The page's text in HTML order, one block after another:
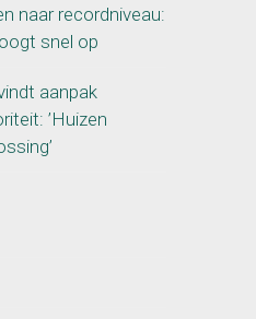
naar recordniveau:
snel op
aanpak
’Huizen